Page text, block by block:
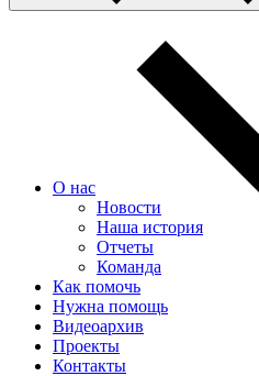
О нас
Новости
Наша история
Отчеты
Команда
Как помочь
Нужна помощь
Видеоархив
Проекты
Контакты